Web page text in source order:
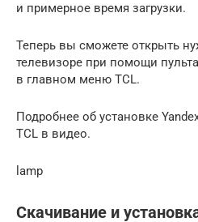
и примерное время загрузки.
Теперь вы сможете открыть
телевизоре при помощи
в главном меню TCL.
Подробнее об установке
TCL в видео.
lamp
Скачивание и